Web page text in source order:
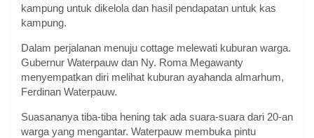
kampung untuk dikelola dan hasil pendapatan untuk kas
kampung.
Dalam perjalanan menuju cottage melewati kuburan warga.
Gubernur Waterpauw dan Ny. Roma Megawanty
menyempatkan diri melihat kuburan ayahanda almarhum,
Ferdinan Waterpauw.
Suasananya tiba-tiba hening tak ada suara-suara dari 20-an
warga yang mengantar. Waterpauw membuka pintu